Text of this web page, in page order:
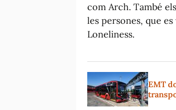
com Arch. També
les persones, que
Loneliness.
EMT